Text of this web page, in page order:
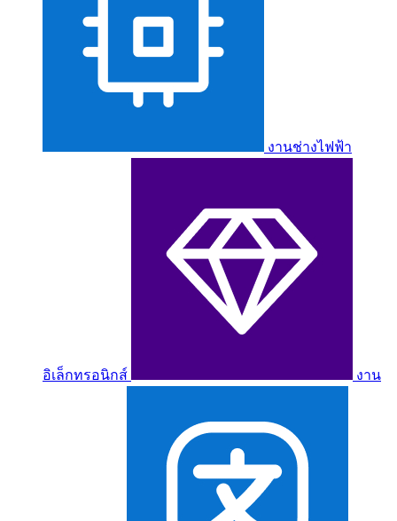
งานช่างไฟฟ้า
อิเล็กทรอนิกส์ งาน